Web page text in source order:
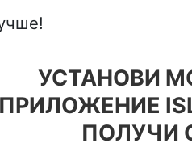
УСТАНОВИ
ПРИЛОЖЕНИЕ
ПОЛУЧИ